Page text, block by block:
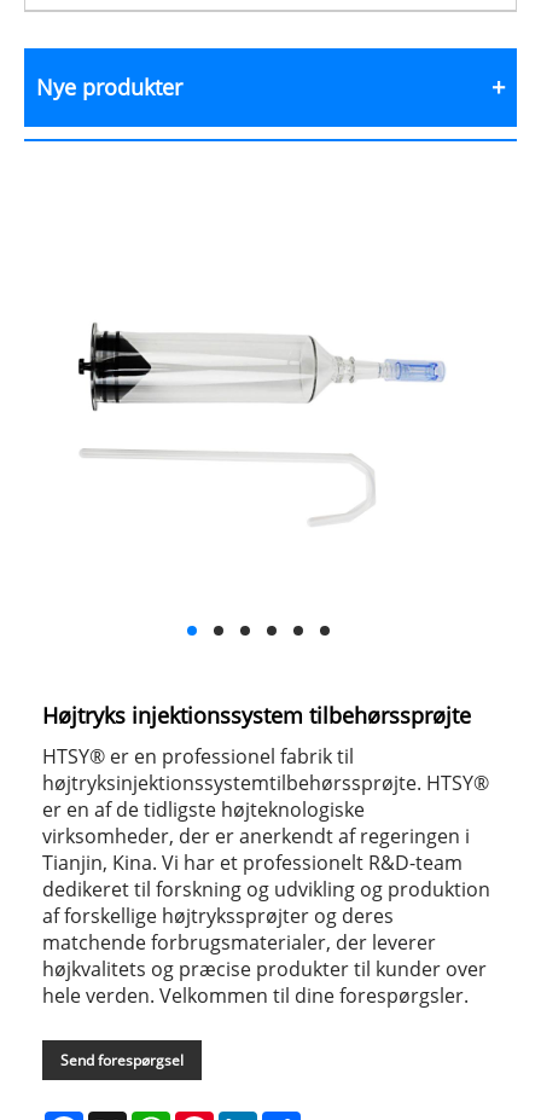
Nye produkter
Højtryks injektionssystem tilbehørssprøjte
HTSY® er en professionel fabrik til
højtryksinjektionssystemtilbehørssprøjte. HTSY®
er en af ​​de tidligste højteknologiske
virksomheder, der er anerkendt af regeringen i
Tianjin, Kina. Vi har et professionelt R&D-team
dedikeret til forskning og udvikling og produktion
af forskellige højtrykssprøjter og deres
matchende forbrugsmaterialer, der leverer
højkvalitets og præcise produkter til kunder over
hele verden. Velkommen til dine forespørgsler.
Send forespørgsel